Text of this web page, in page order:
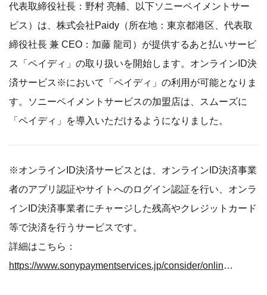
代表取締役社長：野村 亮輔、以下ソニーペイメントサー
ビス）は、株式会社Paidy（所在地：東京都港区、代表取
締役社長 兼 CEO：加藤 龍司）が提供するあと払いサービ
ス「ペイディ」の取り扱いを開始します。オンラインID決
済サービス※において「ペイディ」の利用が可能となりま
す。ソニーペイメントサービスの加盟店は、スムーズに
「ペイディ」を導入いただけるようになりました。
※オンラインID決済サービスとは、オンラインID決済事業
者のアプリ認証やサイトへのログイン認証を行い、オンラ
インID決済事業者にチャージした残高やクレジットカード
等で決済を行うサービスです。
詳細はこちら：
https://www.sonypaymentservices.jp/consider/online_id_payment/